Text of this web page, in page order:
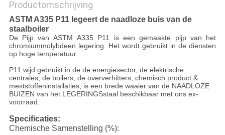
Productomschrijving
ASTM A335 P11 legeert de naadloze buis van de
staalboiler
De Pijp van ASTM A335 P11 is een gemaakte pijp van het
chromiummolybdeen legering. Het wordt gebruikt in de diensten
op hoge temperatuur.
P11 wijd gebruikt in de de energiesector, de elektrische
centrales, de boilers, de oververhitters, chemisch product &
meststoffeninstallaties, is een brede waaier van de NAADLOZE
BUIZEN van het LEGERINGSstaal beschikbaar met ons ex-
voorraad.
Specificaties:
Chemische Samenstelling (%):